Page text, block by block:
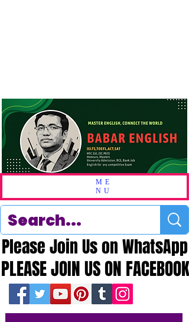
ME
NU
PLEASE JOIN US ON FACEBOOK
PLEASE JOIN US ON FACEBOOK
Please Join Us on WhatsApp
Please Join Us on WhatsApp